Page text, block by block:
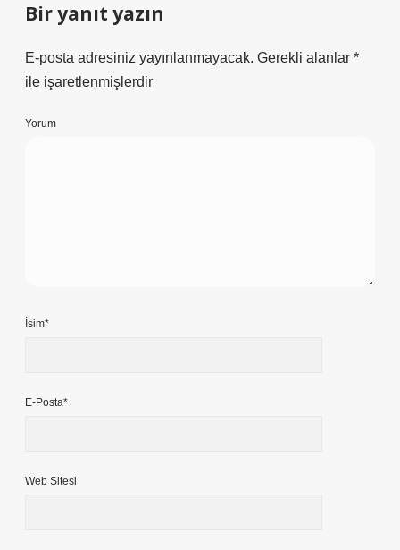
Bir yanıt yazın
E-posta adresiniz yayınlanmayacak. Gerekli alanlar *
ile işaretlenmişlerdir
Yorum
İsim*
E-Posta*
Web Sitesi